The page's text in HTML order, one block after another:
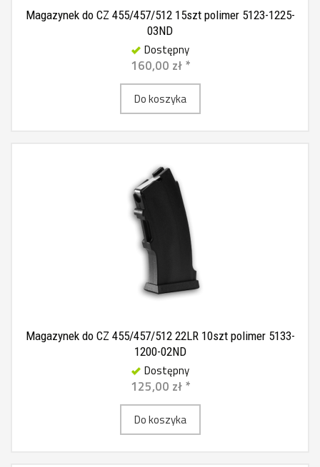
Magazynek do CZ 455/457/512 15szt polimer 5123-1225-
03ND
Dostępny
160,00 zł *
Do koszyka
Magazynek do CZ 455/457/512 22LR 10szt polimer 5133-
1200-02ND
Dostępny
125,00 zł *
Do koszyka